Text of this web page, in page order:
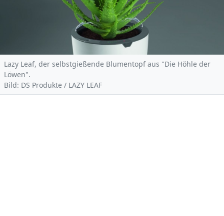
Lazy Leaf, der selbstgießende Blumentopf aus "Die Höhle der
Löwen".
Bild: DS Produkte / LAZY LEAF